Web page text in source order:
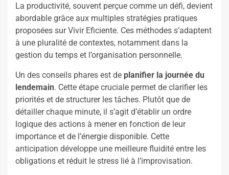
La productivité, souvent perçue comme un défi, devient
abordable grâce aux multiples stratégies pratiques
proposées sur Vivir Eficiente. Ces méthodes s’adaptent
à une pluralité de contextes, notamment dans la
gestion du temps et l’organisation personnelle.
Un des conseils phares est de planifier la journée du
lendemain. Cette étape cruciale permet de clarifier les
priorités et de structurer les tâches. Plutôt que de
détailler chaque minute, il s’agit d’établir un ordre
logique des actions à mener en fonction de leur
importance et de l’énergie disponible. Cette
anticipation développe une meilleure fluidité entre les
obligations et réduit le stress lié à l’improvisation.